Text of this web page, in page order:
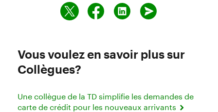
Vous voulez en savoir plus sur
Collègues?
Une collègue de la TD simplifie les demandes de
carte de crédit pour les nouveaux arrivants